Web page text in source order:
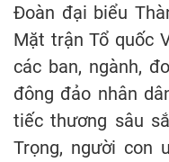
Đoàn đại biểu
Mặt trận Tổ quốc
các ban, ngành,
đông đảo nhân
tiếc thương sâu
Trọng, người con